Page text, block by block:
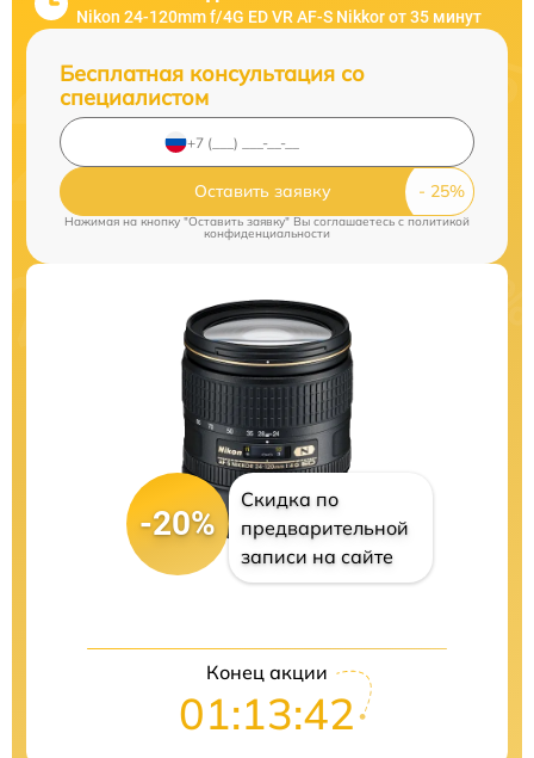
Nikon 24-120mm f/4G ED VR AF-S Nikkor от 35 минут
Бесплатная консультация со
специалистом
Оставить заявку
Нажимая на кнопку "Оставить заявку" Вы соглашаетесь cполитикой
конфиденциальности
-20%
Скидка по
предварительной
записи на сайте
Конец акции
01:13:41